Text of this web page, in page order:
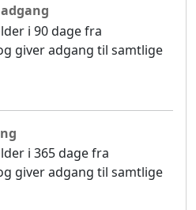
i 90 dage fra
giver adgang til samtlige
i 365 dage fra
giver adgang til samtlige